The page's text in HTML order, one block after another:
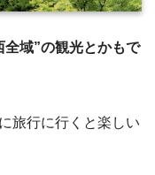
域”の観光とかもで
旅行に行くと楽しい